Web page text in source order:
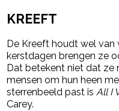
KREEFT
De Kreeft houdt wel
kerstdagen brengen ze
Dat betekent niet dat ze
mensen om hun heen
sterrenbeeld past isAll I
Carey.